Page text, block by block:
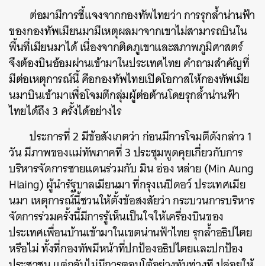
ต่อมามีการชี้แจงจากกองทัพไทยว่า การรุกล้ำน่านฟ้า
ของกองทัพเมียนมามีเหตุผลมาจากเขาไม่สามารถบินใน
พื้นที่เมียนมาได้ เนื่องจากติดภูเขาและสภาพภูมิศาสตร์
จึงต้องบินอ้อมผ่านเข้ามาในประเทศไทย คำถามสำคัญที่
มีต่อเหตุการณ์นี้ คือกองทัพไทยเปิดโอกาสให้กองทัพเมีย
นมาบินเข้ามาเพื่อโจมตีกลุ่มผู้ต่อต้านโดยรุกล้ำน่านฟ้า
ไทยได้ถึง 3 ครั้งได้อย่างไร
ประการที่ 2 มีข้อสังเกตว่า ก่อนมีการโจมตีดังกล่าว 1
วัน มีภาพของแม่ทัพภาคที่ 3 ประชุมพูดคุยเกี่ยวกับการ
บริหารจัดการชายแดนร่วมกับ มิน อ่อง หล่าย (Min Aung
Hlaing) ผู้นำรัฐบาลเมียนมา ที่กรุงเนปิดอว์ ประเทศเมีย
นมา เหตุการณ์นี้ชวนให้ตั้งข้อสงสัยว่า กระบวนการบริหาร
จัดการร่วมครั้งนี้มีการรู้เห็นเป็นใจให้เครื่องบินของ
ประเทศเพื่อนบ้านเข้ามาในเขตน่านฟ้าไทย รุกล้ำอธิปไตย
หรือไม่ ทั้งที่กองทัพมีหน้าที่ปกป้องอธิปไตยและปกป้อง